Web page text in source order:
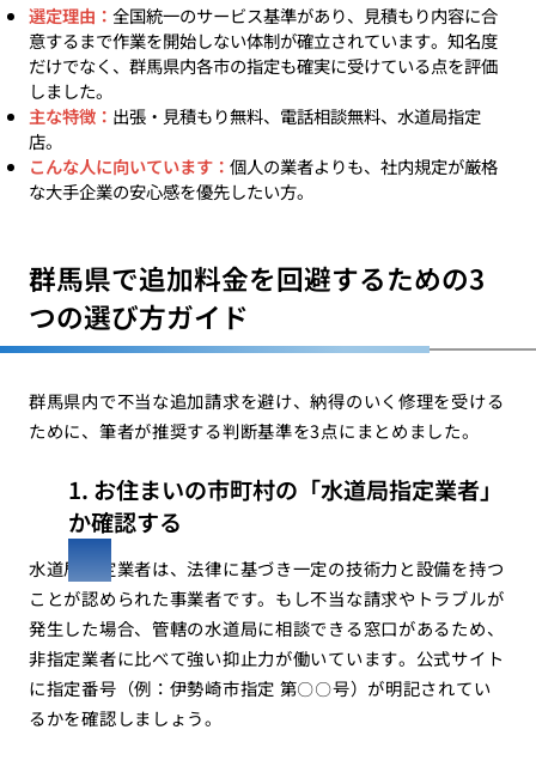
選定理由： 全国統一のサービス基準があり、見積もり内容に合
意するまで作業を開始しない体制が確立されています。知名度
だけでなく、群馬県内各市の指定も確実に受けている点を評価
しました。
主な特徴： 出張・見積もり無料、電話相談無料、水道局指定
店。
こんな人に向いています： 個人の業者よりも、社内規定が厳格
な大手企業の安心感を優先したい方。
群馬県で追加料金を回避するための3
つの選び方ガイド
群馬県内で不当な追加請求を避け、納得のいく修理を受ける
ために、筆者が推奨する判断基準を3点にまとめました。
1. お住まいの市町村の「水道局指定業者」
か確認する
水道局指定業者は、法律に基づき一定の技術力と設備を持つ
ことが認められた事業者です。もし不当な請求やトラブルが
発生した場合、管轄の水道局に相談できる窓口があるため、
非指定業者に比べて強い抑止力が働いています。公式サイト
に指定番号（例：伊勢崎市指定 第〇〇号）が明記されてい
るかを確認しましょう。